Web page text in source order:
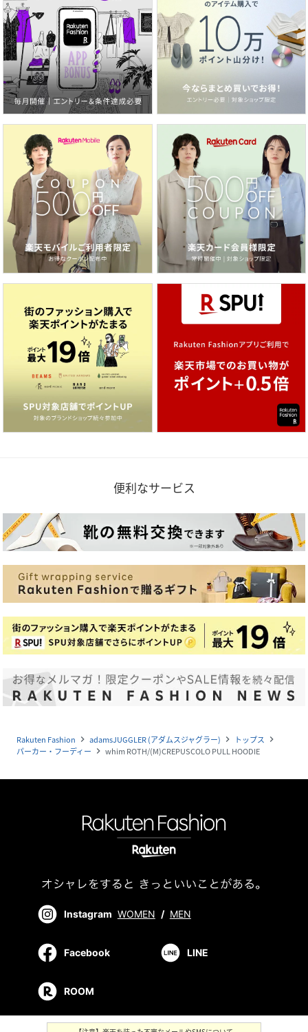
便利なサービス
Rakuten Fashion navigate_next adamsJUGGLER (アダムスジャグラー) navigate_next トップス navigate_next
パーカー・フーディー navigate_next whim ROTH/(M)CREPUSCOLO PULL HOODIE
Instagram WOMEN / MEN
Facebook LINE
ROOM